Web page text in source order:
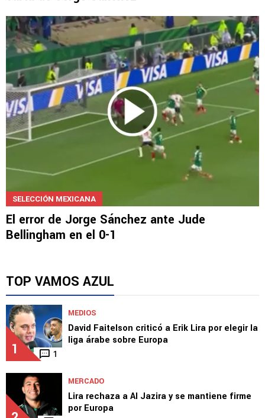
Confirman que Atlas le compró al PAOK la
carta de Jorge Sánchez
El error de Jorge Sánchez ante Jude
Bellingham en el 0-1
TOP VAMOS AZUL
1 1
David Faitelson criticó a Erik Lira por elegir la
liga árabe sobre Europa